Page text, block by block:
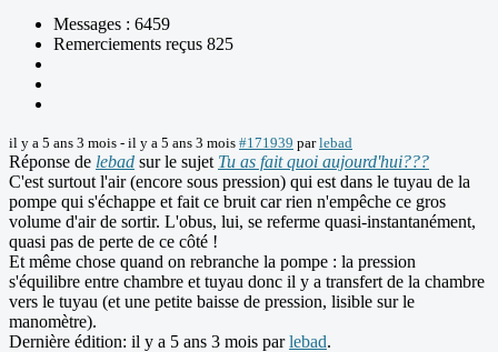
Messages : 6459
Remerciements reçus 825
il y a 5 ans 3 mois - il y a 5 ans 3 mois #171939 parlebad
Réponse de lebad sur le sujet Tu as fait quoi aujourd'hui???
C'est surtout l'air (encore sous pression) qui est dans le tuyau de la
pompe qui s'échappe et fait ce bruit car rien n'empêche ce gros
volume d'air de sortir. L'obus, lui, se referme quasi-instantanément,
quasi pas de perte de ce côté !
Et même chose quand on rebranche la pompe : la pression
s'équilibre entre chambre et tuyau donc il y a transfert de la chambre
vers le tuyau (et une petite baisse de pression, lisible sur le
manomètre).
Dernière édition: il y a 5 ans 3 mois parlebad.